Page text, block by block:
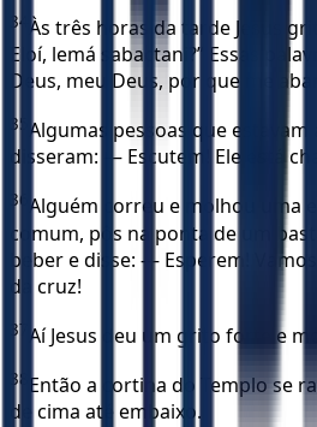
34 Às três horas da tarde Jesus
Eloí, lemá sabactani?” Essas
Deus, meu Deus, por que me
35 Algumas pessoas que
disseram: — Escutem! Ele está
36 Alguém correu e molhou uma
comum, pôs na ponta de um
beber e disse: — Esperem!
da cruz!
37 Aí Jesus deu um grito forte e
38 Então a cortina do Templo se
de cima até embaixo.